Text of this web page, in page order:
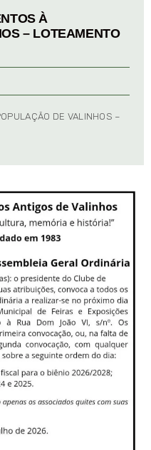
À
– LOTEAMENTO
DE VALINHOS –